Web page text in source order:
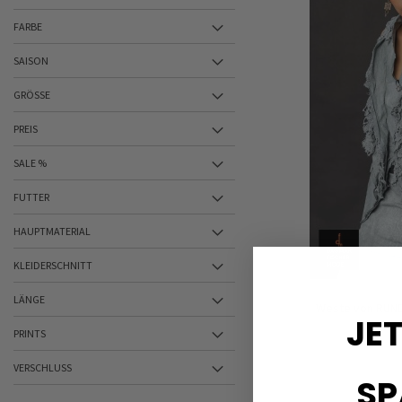
FARBE
SAISON
GRÖSSE
PREIS
SALE %
FUTTER
HAUPTMATERIAL
KLEIDERSCHNITT
LÄNGE
PRINTS
VERSCHLUSS